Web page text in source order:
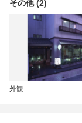
その他 (2)
外観